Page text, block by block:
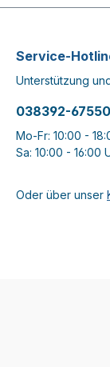
Service-
Unterstützung
038392-
Mo-Fr: 10:00 -
Sa: 10:00 - 16:00
Oder über unser